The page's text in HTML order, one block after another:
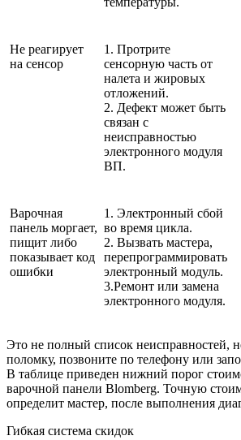
Не реагирует
на сенсор
1. Протрите
сенсорную часть от
налета и жировых
отложений.
2. Дефект может быть
связан с
неисправностью
электронного модуля
ВП.
Варочная
панель моргает,
пищит либо
показывает код
ошибки
1. Электронный сбой
во время цикла.
2. Вызвать мастера,
перепрограммировать
электронный модуль.
3.Ремонт или замена
электронного модуля.
Это не полный список неисправностей,
поломку, позвоните по телефону или
В таблице приведен нижний порог
варочной панели Blomberg. Точную
определит мастер, после выполнения
Гибкая система скидок